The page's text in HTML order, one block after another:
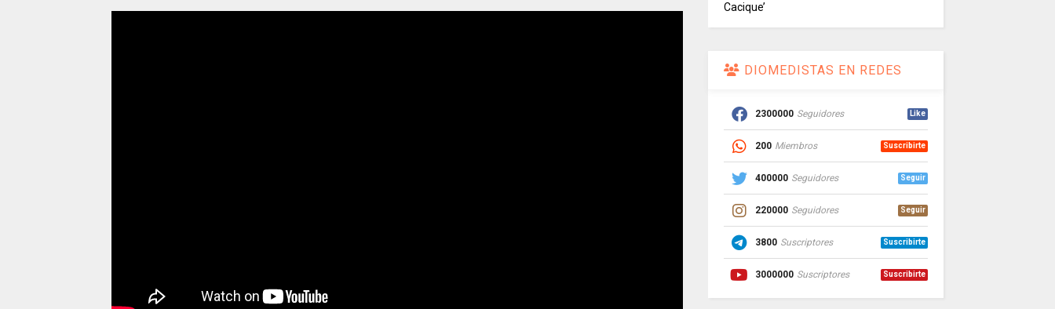
Cacique’
DIOMEDISTAS EN REDES
2300000 Seguidores Like
200 Miembros Suscribirte
400000 Seguidores Seguir
220000 Seguidores Seguir
3800 Suscriptores Suscribirte
3000000 Suscriptores Suscribirte